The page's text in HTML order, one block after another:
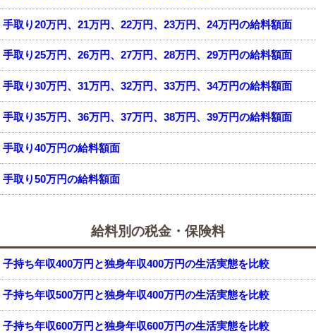
手取り20万円、21万円、22万円、23万円、24万円の給料額面
手取り25万円、26万円、27万円、28万円、29万円の給料額面
手取り30万円、31万円、32万円、33万円、34万円の給料額面
手取り35万円、36万円、37万円、38万円、39万円の給料額面
手取り40万円の給料額面
手取り50万円の給料額面
給料別の税金・保険料
子持ち年収400万円と独身年収400万円の生活実態を比較
子持ち年収500万円と独身年収400万円の生活実態を比較
子持ち年収600万円と独身年収600万円の生活実態を比較